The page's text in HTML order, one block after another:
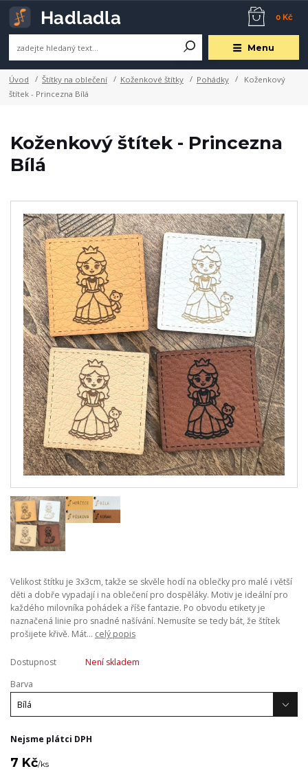
Menu
0 Kč
Úvod Štítky na oblečení Koženkové štítky Pohádky
Koženkový
štítek - Princezna Bílá
Koženkový štítek - Princezna
Bílá
Velikost štítku je 3x3cm, takže se skvěle hodí na oblečky pro malé i větší
děti a dobře vypadají i na oblečení pro dospěláky. Motiv je ideální pro
každého milovníka pohádek a říše fantazie. Po obvodu etikety je
naznačená linie pro snadné našívání. Nemusíte se tedy bát, že štítek
prošijete křivě. Mát... celý popis
Dostupnost
Není skladem
Barva
Nejsme plátci DPH
7 Kč/ks